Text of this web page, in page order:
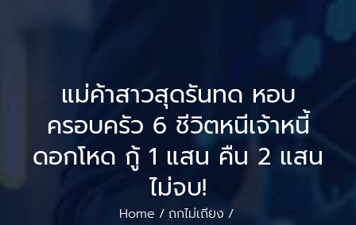
แม่ค้าสาวสุดรันทด หอบ
ครอบครัว 6 ชีวิตหนีเจ้าหนี้
ดอกโหด กู้ 1 แสน คืน 2 แสน
ไม่จบ!
Home / ถกไม่เถียง /